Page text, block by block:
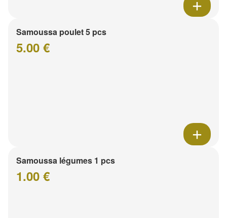
Samoussa poulet 5 pcs
5.00 €
Samoussa légumes 1 pcs
1.00 €